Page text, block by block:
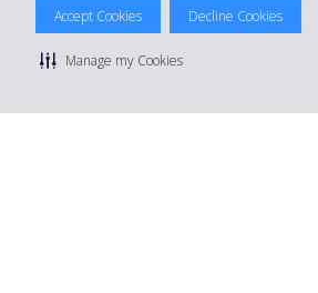
Accept Cookies Decline Cookies
Manage my Cookies
© 2026 The Hertz System, Inc.
Politique de confidentialité | Conditions
Conditions de location
Gérer mes cookies